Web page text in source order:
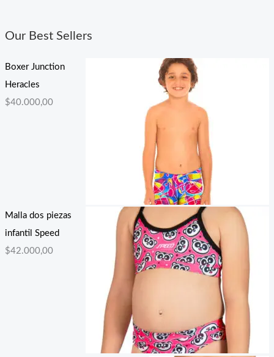
Our Best Sellers
Boxer Junction
Heracles
$40.000,00
Malla dos piezas
infantil Speed
$42.000,00